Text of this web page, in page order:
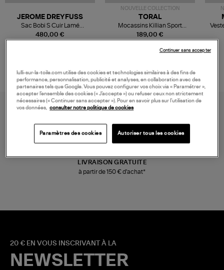
480,00 €
JEROME DREYFUSS
Sac Bobi S Cuir Lamé
Champagne
NOUVELLE COLLECTION
189,00 €
TORAL
Mocassins Killian Sport
Mousse
LIVRAISON GRATUITE
à partir de 150 € d'achat*
20 € EN VOUS INSCRIVANT À LA
NEWSLETTER
lulli-sur-la-toile.com utilise des cookies et technologies similaires à des fins de
performance, personnalisation, publicité et analyses, en collaboration avec des
partenaires tels que Google. Vous pouvez configurer vos choix via « Paramétrer »,
accepter l’ensemble des cookies (« J’accepte ») ou refuser ceux non strictement
nécessaires (« Continuer sans accepter »). Pour en savoir plus sur l’utilisation de
vos données,
consulter notre politique de cookies
Paramètres des cookies Autoriser tous les cookies
Continuer sans accepter